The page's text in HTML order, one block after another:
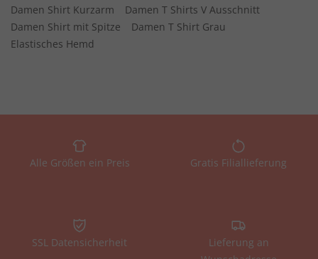
Damen Shirt Kurzarm
Damen T Shirts V Ausschnitt
Damen Shirt mit Spitze
Damen T Shirt Grau
Elastisches Hemd
Alle Größen ein Preis Gratis Filiallieferung
SSL Datensicherheit
Lieferung an